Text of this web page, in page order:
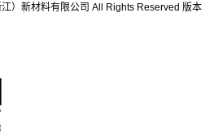
）新材料有限公司 All Rights Reserved 版本